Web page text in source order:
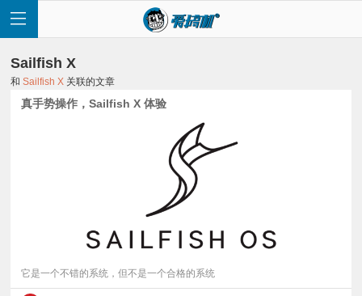
讯
Sailfish X
和Sailfish X 关联的文章
真手势操作，Sailfish X 体验
它是一个不错的系统，但不是一个合格的系统